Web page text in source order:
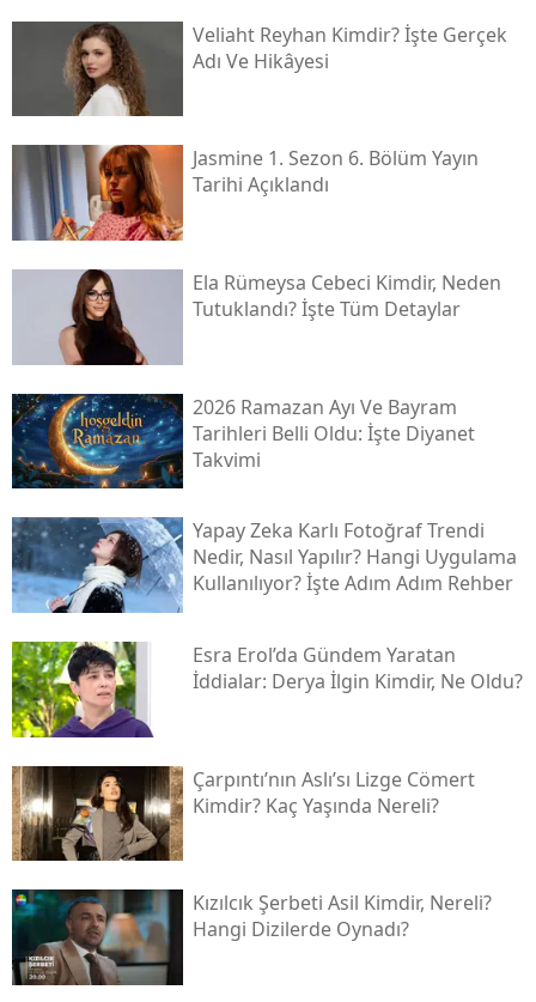
Veliaht Reyhan Kimdir? İşte Gerçek
Adı Ve Hikâyesi
Jasmine 1. Sezon 6. Bölüm Yayın
Tarihi Açıklandı
Ela Rümeysa Cebeci Kimdir, Neden
Tutuklandı? İşte Tüm Detaylar
2026 Ramazan Ayı Ve Bayram
Tarihleri Belli Oldu: İşte Diyanet
Takvimi
Yapay Zeka Karlı Fotoğraf Trendi
Nedir, Nasıl Yapılır? Hangi Uygulama
Kullanılıyor? İşte Adım Adım Rehber
Esra Erol’da Gündem Yaratan
İddialar: Derya İlgin Kimdir, Ne Oldu?
Çarpıntı’nın Aslı’sı Lizge Cömert
Kimdir? Kaç Yaşında Nereli?
Kızılcık Şerbeti Asil Kimdir, Nereli?
Hangi Dizilerde Oynadı?